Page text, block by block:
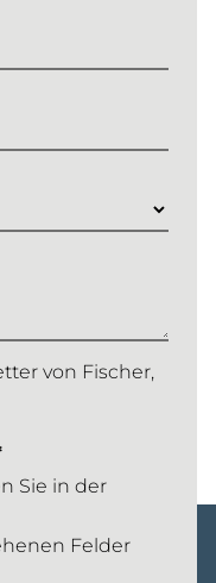
von Fischer,
Sie in der
Felder